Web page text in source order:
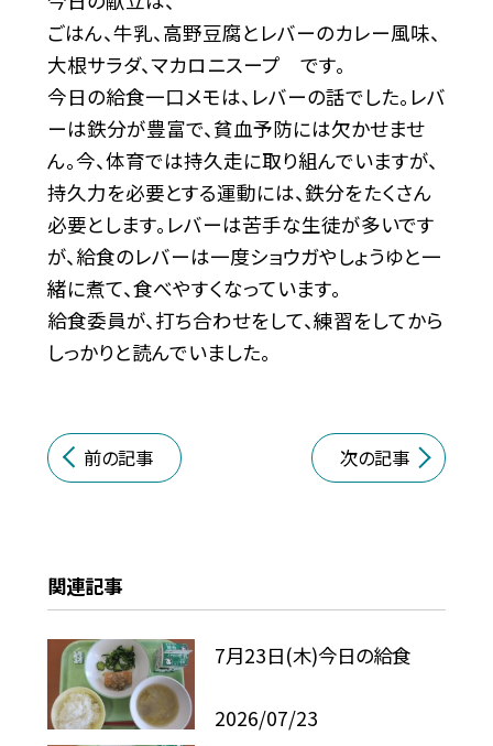
ごはん、牛乳、高野豆腐とレバーのカレー風味、
大根サラダ、マカロニスープ です。
今日の給食一口メモは、レバーの話でした。レバ
ーは鉄分が豊富で、貧血予防には欠かせませ
ん。今、体育では持久走に取り組んでいますが、
持久力を必要とする運動には、鉄分をたくさん
必要とします。レバーは苦手な生徒が多いです
が、給食のレバーは一度ショウガやしょうゆと一
緒に煮て、食べやすくなっています。
給食委員が、打ち合わせをして、練習をしてから
しっかりと読んでいました。
前の記事 次の記事
関連記事
7月23日(木)今日の給食
2026/07/23